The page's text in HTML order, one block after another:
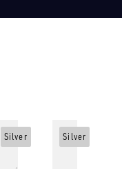
Silver Silver